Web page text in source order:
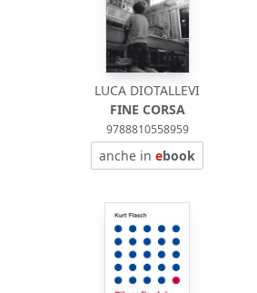
LUCA DIOTALLEVI
FINE CORSA
9788810558959
anche inebook